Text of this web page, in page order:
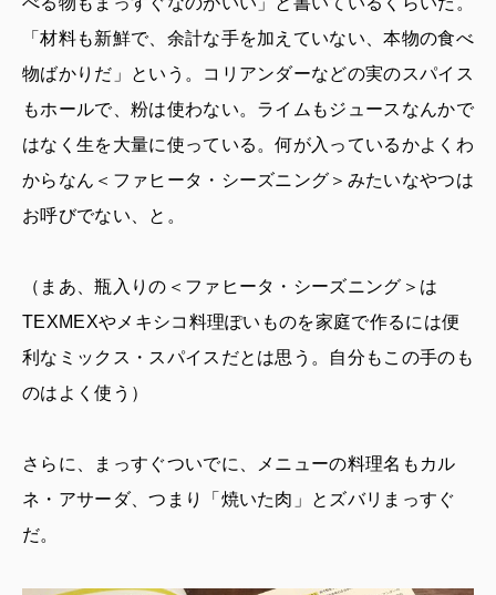
「材料も新鮮で、余計な手を加えていない、本物の食べ
物ばかりだ」という。コリアンダーなどの実のスパイス
もホールで、粉は使わない。ライムもジュースなんかで
はなく生を大量に使っている。何が入っているかよくわ
からなん＜ファヒータ・シーズニング＞みたいなやつは
お呼びでない、と。
（まあ、瓶入りの＜ファヒータ・シーズニング＞は
TEXMEXやメキシコ料理ぽいものを家庭で作るには便
利なミックス・スパイスだとは思う。自分もこの手のも
のはよく使う）
さらに、まっすぐついでに、メニューの料理名もカル
ネ・アサーダ、つまり「焼いた肉」とズバリまっすぐ
だ。